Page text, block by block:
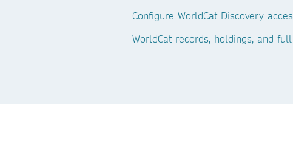
Configure WorldCat Discovery
WorldCat records, holdings, and